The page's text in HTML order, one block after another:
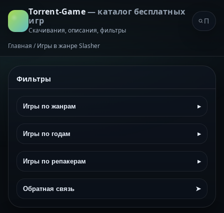
Torrent-Game— каталог бесплатных
игр
Скачивания, описания, фильтры
Главная / Игры в жанре Slasher
Фильтры
Игры по жанрам ▸
Игры по годам ▸
Игры по репакерам ▸
Обратная связь ➤